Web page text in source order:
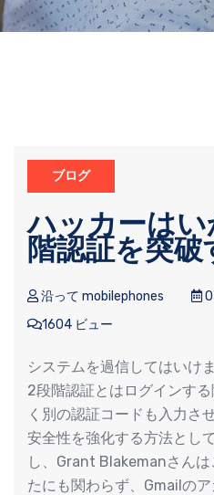
ブログ
ハッカーは
階認証を突
沿って mobilephones
1604 ビュー
システムを過信してはいけ
2段階認証とはログインす
く別の認証コードも入力さ
安全性を強化する方法とし
し、Grant Blakemanさん
たにも関わらず、Gmailの